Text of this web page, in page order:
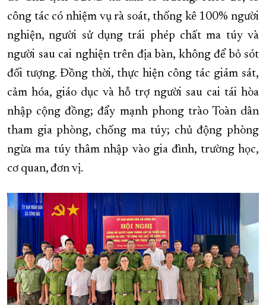
công tác có nhiệm vụ rà soát, thống kê 100% người
nghiện, người sử dụng trái phép chất ma túy và
người sau cai nghiện trên địa bàn, không để bỏ sót
đối tượng. Đồng thời, thực hiện công tác giám sát,
cảm hóa, giáo dục và hỗ trợ người sau cai tái hòa
nhập cộng đồng; đẩy mạnh phong trào Toàn dân
tham gia phòng, chống ma túy; chủ động phòng
ngừa ma túy thâm nhập vào gia đình, trường học,
cơ quan, đơn vị.